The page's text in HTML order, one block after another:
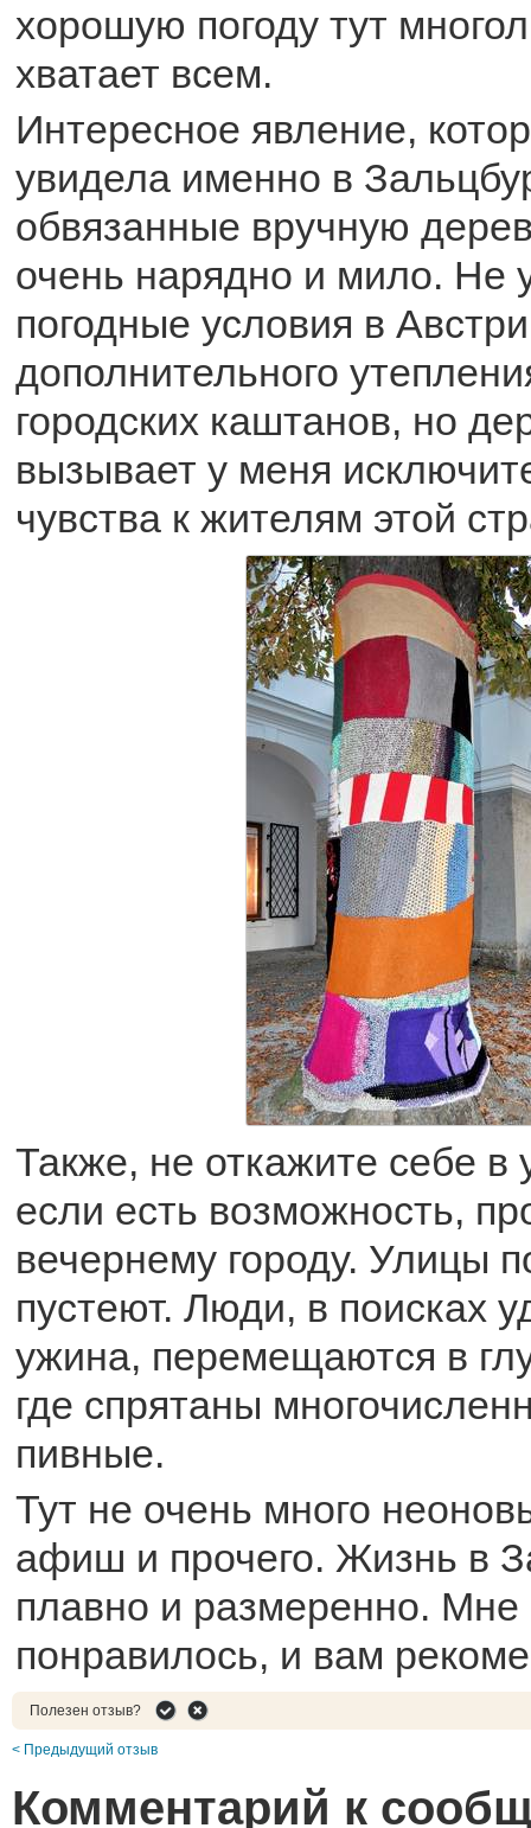
хорошую погоду тут
хватает всем.
Интересное явление,
увидела именно в
обвязанные вручную
очень нарядно и мило. Не
погодные условия в
дополнительного
городских каштанов, но
вызывает у меня
чувства к жителям этой
Также, не откажите себе в
если есть возможность,
вечернему городу. Улицы
пустеют. Люди, в поисках
ужина, перемещаются в
где спрятаны
пивные.
Тут не очень много
афиш и прочего. Жизнь в
плавно и размеренно. Мне
понравилось, и вам
Полезен отзыв?
< Предыдущий отзыв
Комментарий к